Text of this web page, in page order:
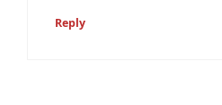
Reply